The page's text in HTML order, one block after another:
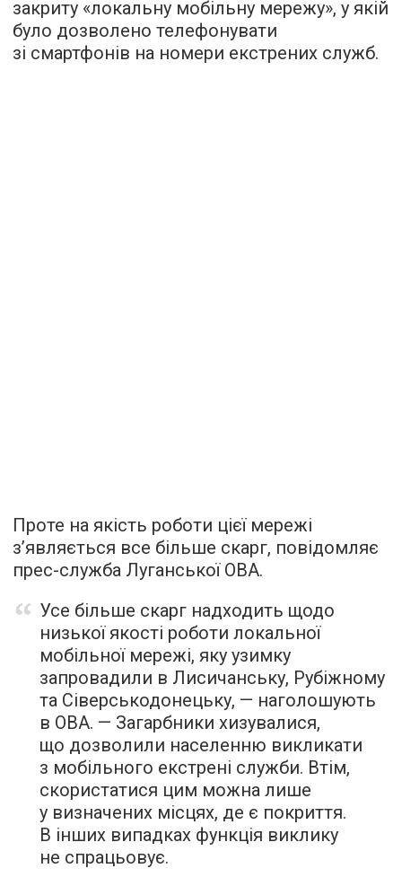
закриту «локальну мобільну мережу», у якій
було дозволено телефонувати
зі смартфонів на номери екстрених служб.
Проте на якість роботи цієї мережі
з’являється все більше скарг, повідомляє
прес-служба Луганської ОВА.
Усе більше скарг надходить щодо
низької якості роботи локальної
мобільної мережі, яку узимку
запровадили в Лисичанську, Рубіжному
та Сіверськодонецьку, — наголошують
в ОВА. — Загарбники хизувалися,
що дозволили населенню викликати
з мобільного екстрені служби. Втім,
скористатися цим можна лише
у визначених місцях, де є покриття.
В інших випадках функція виклику
не спрацьовує.